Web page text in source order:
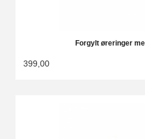
Forgylt øreringer
399,00